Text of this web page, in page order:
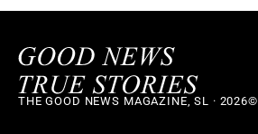
THE GOOD NEWS MAGAZINE, SL · 2026©